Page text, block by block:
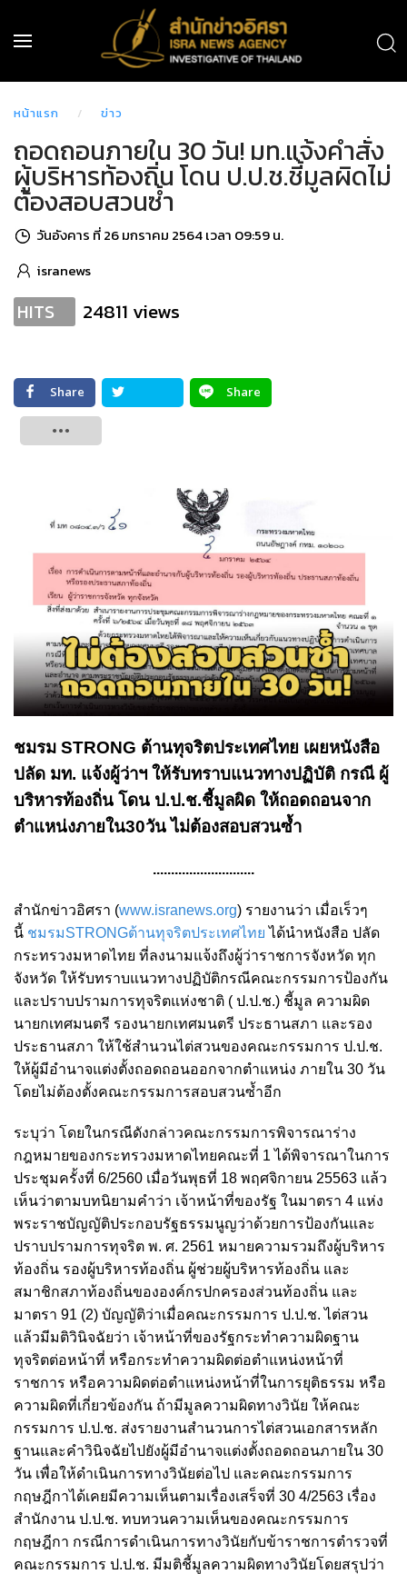
หน้าแรก ข่าว
ถอดถอนภายใน 30 วัน! มท.แจ้งคำสั่ง
ผู้บริหารท้องถิ่น โดน ป.ป.ช.ชี้มูลผิด​ไม่
ต้องสอบสวนซ้ำ
วันอังคาร ที่ 26 มกราคม 2564 เวลา 09:59 น.
isranews
HITS 24811 views
Share
Share
ชมรม STRONG ต้านทุจริตประเทศไทย เผยหนังสือ
ปลัด มท. แจ้งผู้ว่าฯ ให้รับทราบแนวทางปฏิบัติ กรณี ผู้
บริหารท้องถิ่น โดน ป.ป.ช.ชี้มูลผิด​ ให้ถอดถอนจาก
ตำแหน่งภายใน30วัน​ ไม่ต้องสอบสวนซ้ำ
............................
สำนักข่าวอิศรา (www.isranews.org) รายงานว่า เมื่อเร็วๆ
นี้ ชมรมSTRONGต้านทุจริตประเทศไทยได้นำหนังสือ ปลัด
กระทรวงมหาดไทย​ ที่ลงนามแจ้งถึงผู้ว่าราชการจังหวัด​ ทุก
จังหวัด ให้รับทราบแนวทางปฏิบัติกรณี​คณะกรรมการป้องกัน
และปราบปรามการทุจริตแห่งชาติ ( ป.ป.ช.) ชี้มูล ความผิด
นายกเทศมนตรี​ รองนายกเทศมนตรี​ ประธานสภา และรอง
ประธานสภา ให้ใช้สำนวนไต่สวนของ​คณะกรรมการ​ ป.ป.ช.
ให้ผู้มีอำนาจแต่งตั้งถอดถอนออกจากตำแหน่ง​ ภายใน 30 วัน
โดยไม่ต้องตั้งคณะกรรมการสอบสวนซ้ำอีก
ระบุว่า โดยในกรณีดังกล่าวคณะกรรมการพิจารณาร่าง
กฎหมายของกระทรวงมหาดไทยคณะที่ 1 ได้พิจารณาในการ
ประชุมครั้งที่ 6/2560 เมื่อวันพุธที่ 18 พฤศจิกายน 25563 แล้ว
เห็นว่าตามบทนิยามคำว่า เจ้าหน้าที่ของรัฐ ในมาตรา 4 แห่ง
พระราชบัญญัติประกอบรัฐธรรมนูญว่าด้วยการป้องกันและ
ปราบปรามการทุจริต พ. ศ. 2561 หมายความรวมถึงผู้บริหาร
ท้องถิ่น รองผู้บริหารท้องถิ่น ผู้ช่วยผู้บริหารท้องถิ่น และ
สมาชิกสภาท้องถิ่นขององค์กรปกครองส่วนท้องถิ่น และ
มาตรา 91 (2) บัญญัติว่าเมื่อคณะกรรมการ ป.ป.ช. ไต่สวน
แล้วมีมติวินิจฉัยว่า เจ้าหน้าที่ของรัฐกระทำความผิดฐาน
ทุจริตต่อหน้าที่ หรือกระทำความผิดต่อตำแหน่งหน้าที่
ราชการ หรือความผิดต่อตำแหน่งหน้าที่ในการยุติธรรม หรือ
ความผิดที่เกี่ยวข้องกัน ถ้ามีมูลความผิดทางวินัย ให้คณะ
กรรมการ ป.ป.ช. ส่งรายงานสำนวนการไต่สวนเอกสารหลัก
ฐานและคำวินิจฉัยไปยังผู้มีอำนาจแต่งตั้งถอดถอนภายใน 30
วัน เพื่อให้ดำเนินการทางวินัยต่อไป และคณะกรรมการ
กฤษฎีกาได้เคยมีความเห็นตามเรื่องเสร็จที่ 30 4/2563 เรื่อง
สำนักงาน ป.ป.ช. ทบทวนความเห็นของคณะกรรมการ
กฤษฎีกา กรณีการดำเนินการทางวินัยกับข้าราชการตำรวจที่
คณะกรรมการ ป.ป.ช. มีมติชี้มูลความผิดทางวินัยโดยสรุปว่า